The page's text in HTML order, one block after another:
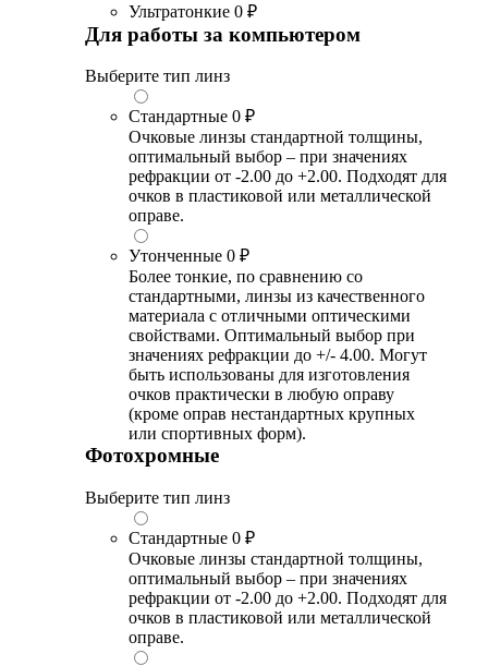
Ультратонкие 0 ₽
Для работы за компьютером
Выберите тип линз
Стандартные 0 ₽
Очковые линзы стандартной толщины,
оптимальный выбор – при значениях
рефракции от -2.00 до +2.00. Подходят для
очков в пластиковой или металлической
оправе.
Утонченные 0 ₽
Более тонкие, по сравнению со
стандартными, линзы из качественного
материала с отличными оптическими
свойствами. Оптимальный выбор при
значениях рефракции до +/- 4.00. Могут
быть использованы для изготовления
очков практически в любую оправу
(кроме оправ нестандартных крупных
или спортивных форм).
Фотохромные
Выберите тип линз
Стандартные 0 ₽
Очковые линзы стандартной толщины,
оптимальный выбор – при значениях
рефракции от -2.00 до +2.00. Подходят для
очков в пластиковой или металлической
оправе.